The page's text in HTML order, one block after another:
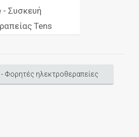
- Συσκευή
Tens
Φορητές ηλεκτροθεραπείες